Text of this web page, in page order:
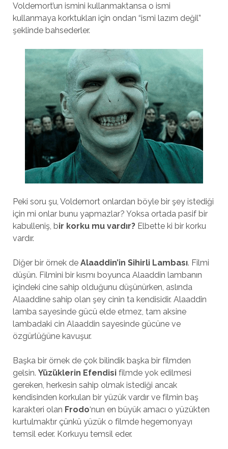
Voldemort’un ismini kullanmaktansa o ismi
kullanmaya korktukları için ondan “ismi lazım değil”
şeklinde bahsederler.
Peki soru şu, Voldemort onlardan böyle bir şey istediği
için mi onlar bunu yapmazlar? Yoksa ortada pasif bir
kabulleniş, bir korku mu vardır?Elbette ki bir korku
vardır.
Diğer bir örnek de Alaaddin’in Sihirli Lambası. Filmi
düşün. Filmini bir kısmı boyunca Alaaddin lambanın
içindeki cine sahip olduğunu düşünürken, aslında
Alaaddine sahip olan şey cinin ta kendisidir. Alaaddin
lamba sayesinde gücü elde etmez, tam aksine
lambadaki cin Alaaddin sayesinde gücüne ve
özgürlüğüne kavuşur.
Başka bir örnek de çok bilindik başka bir filmden
gelsin. Yüzüklerin Efendisifilmde yok edilmesi
gereken, herkesin sahip olmak istediği ancak
kendisinden korkulan bir yüzük vardır ve filmin baş
karakteri olan Frodo‘nun en büyük amacı o yüzükten
kurtulmaktır çünkü yüzük o filmde hegemonyayı
temsil eder. Korkuyu temsil eder.